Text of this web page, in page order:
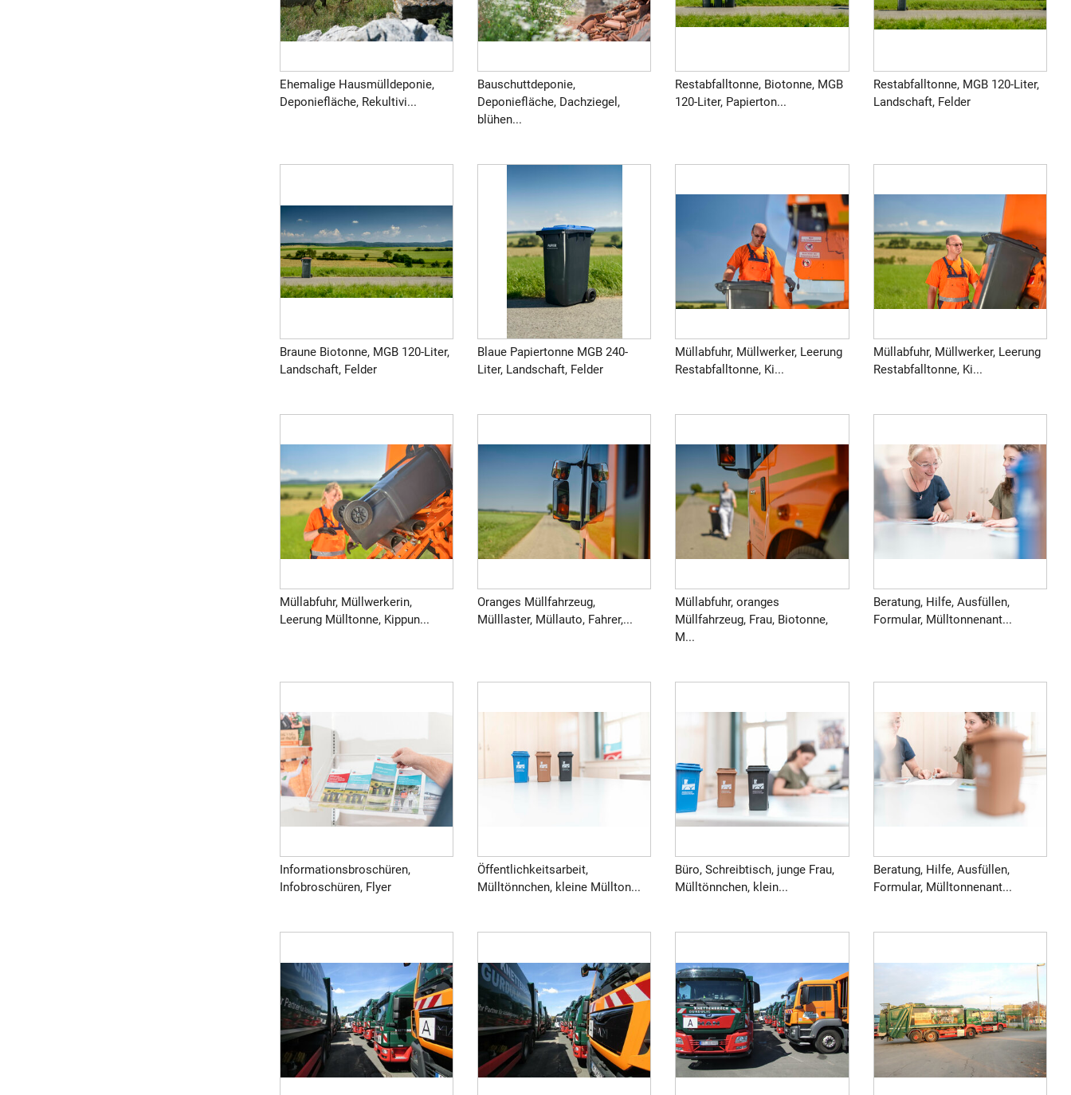
Ehemalige Hausmülldeponie,
Deponiefläche, Rekultivi...
Bauschuttdeponie,
Deponiefläche, Dachziegel,
blühen...
Restabfalltonne, Biotonne, MGB
120-Liter, Papierton...
Restabfalltonne, MGB 120-Liter,
Landschaft, Felder
Braune Biotonne, MGB 120-Liter,
Landschaft, Felder
Blaue Papiertonne MGB 240-
Liter, Landschaft, Felder
Müllabfuhr, Müllwerker, Leerung
Restabfalltonne, Ki...
Müllabfuhr, Müllwerker, Leerung
Restabfalltonne, Ki...
Müllabfuhr, Müllwerkerin,
Leerung Mülltonne, Kippun...
Oranges Müllfahrzeug,
Mülllaster, Müllauto, Fahrer,...
Müllabfuhr, oranges
Müllfahrzeug, Frau, Biotonne,
M...
Beratung, Hilfe, Ausfüllen,
Formular, Mülltonnenant...
Informationsbroschüren,
Infobroschüren, Flyer
Öffentlichkeitsarbeit,
Mülltönnchen, kleine Müllton...
Büro, Schreibtisch, junge Frau,
Mülltönnchen, klein...
Beratung, Hilfe, Ausfüllen,
Formular, Mülltonnenant...